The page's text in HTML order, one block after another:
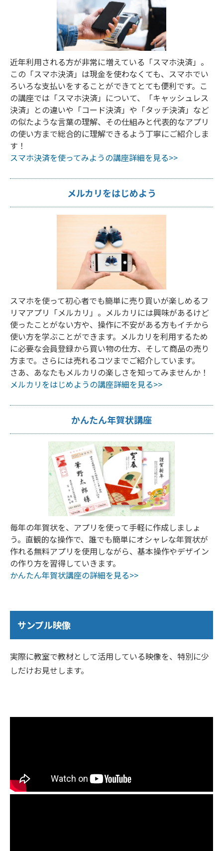
近年利用される方が非常に増えている「スマホ決済」。
この「スマホ決済」は現金を使わなくても、スマホでい
ろいろな支払いをすることができてとても便利です。こ
の講座では「スマホ決済」について、「キャッシュレス
決済」との違いや「コード決済」や「タッチ決済」など
の似たような言葉の理解、その仕組みと代表的なアプリ
の使い方まで総合的に理解できるよう丁寧にご紹介しま
す！
スマホ決済を使ってみようの講座詳細を見る>>
メルカリをはじめよう
スマホを使って初心者でも簡単に売り買いが楽しめるフ
リマアプリ「メルカリ」。メルカリには興味があるけど
使ったことがない方や、操作に不安がある方もイチから
使い方を学ぶことができます。メルカリを利用するため
に必要な会員登録から買い物の仕方、そして商品の売り
方まで。さらには売れるコツまでご紹介しています。
さあ、あなたもメルカリの楽しさを知ってみませんか！
メルカリをはじめようの講座詳細を見る>>
かんたん年賀状講座
毎年の年賀状を、アプリを使って手軽に作成しましょ
う。直観的な操作で、誰でも簡単にオシャレな年賀状が
作れる無料アプリを使用しながら、基本操作やデザイン
の作り方を習得していきます。
かんたん年賀状講座の詳細を見る>>
サンプル映像
実際に教室で教材として活用している映像を、特別に少
しだけお見せします。